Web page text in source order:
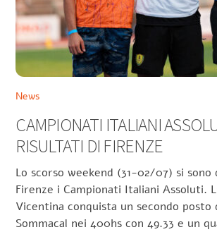
News
CAMPIONATI ITALIANI
RISULTATI DI FIRENZE
Lo scorso weekend (31-02/07) si sono
Firenze i Campionati Italiani Assoluti.
Vicentina conquista un secondo posto
Sommacal nei 400hs con 49.33 e un